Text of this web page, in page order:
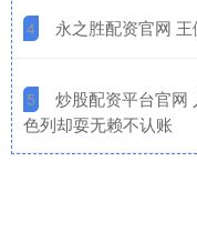
4 永之胜配资官网
5
炒股配资平台官网
色列却耍无赖不认账